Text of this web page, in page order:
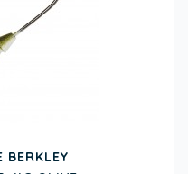
BERKLEY